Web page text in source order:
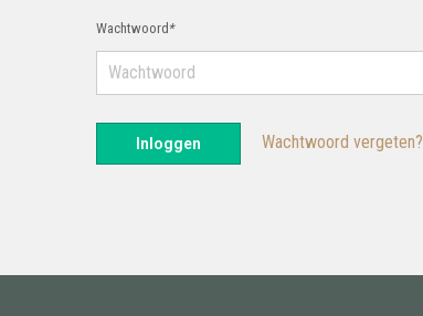
Wachtwoord *
Inloggen Wachtwoord vergeten?